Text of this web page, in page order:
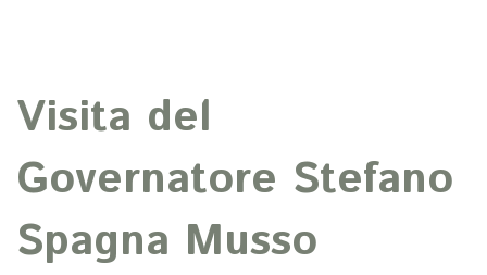
Visita del
Governatore Stefano
Spagna Musso